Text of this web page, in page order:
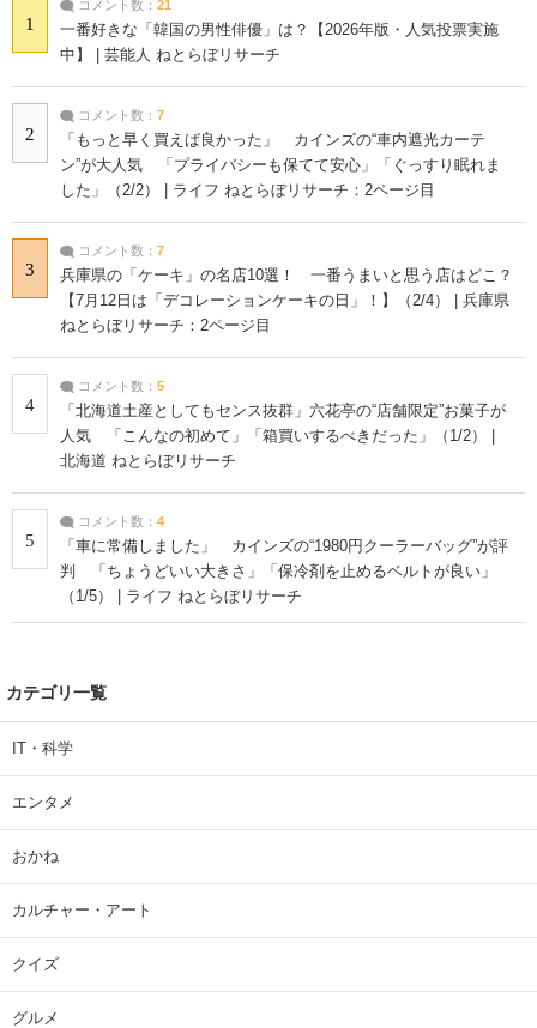
1
コメント数： 21
一番好きな「韓国の男性俳優」は？【2026年版・人気投票実施
中】 | 芸能人 ねとらぼリサーチ
2
コメント数： 7
「もっと早く買えば良かった」 カインズの“車内遮光カーテ
ン”が大人気 「プライバシーも保てて安心」「ぐっすり眠れま
した」（2/2） | ライフ ねとらぼリサーチ：2ページ目
3
コメント数： 7
兵庫県の「ケーキ」の名店10選！ 一番うまいと思う店はどこ？
【7月12日は「デコレーションケーキの日」！】（2/4） | 兵庫県
ねとらぼリサーチ：2ページ目
4
コメント数： 5
「北海道土産としてもセンス抜群」六花亭の“店舗限定”お菓子が
人気 「こんなの初めて」「箱買いするべきだった」（1/2） |
北海道 ねとらぼリサーチ
5
コメント数： 4
「車に常備しました」 カインズの“1980円クーラーバッグ”が評
判 「ちょうどいい大きさ」「保冷剤を止めるベルトが良い」
（1/5） | ライフ ねとらぼリサーチ
カテゴリ一覧
IT・科学
エンタメ
おかね
カルチャー・アート
クイズ
グルメ